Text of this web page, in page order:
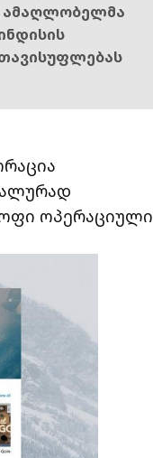
ამაღლობელმა
ოპერაციული